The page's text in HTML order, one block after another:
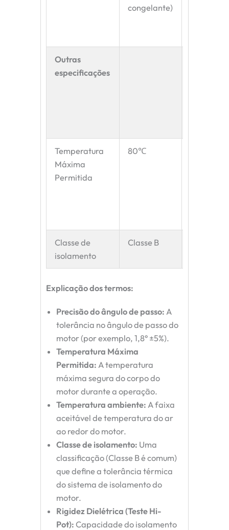
congelante)
Outras
especificações
Temperatura
Máxima
Permitida
80℃
Classe de
isolamento
Classe B
Explicação dos termos:
Precisão do ângulo de passo: A
tolerância no ângulo de passo do
motor (por exemplo, 1,8° ±5%).
Temperatura Máxima
Permitida: A temperatura
máxima segura do corpo do
motor durante a operação.
Temperatura ambiente: A faixa
aceitável de temperatura do ar
ao redor do motor.
Classe de isolamento: Uma
classificação (Classe B é comum)
que define a tolerância térmica
do sistema de isolamento do
motor.
Rigidez Dielétrica (Teste Hi-
Pot): Capacidade do isolamento